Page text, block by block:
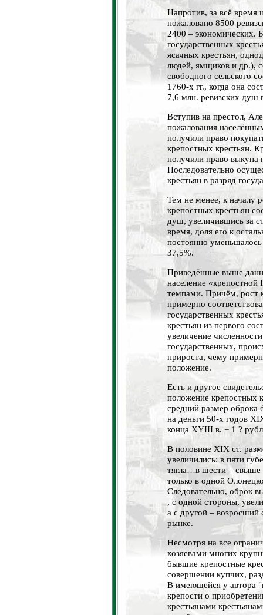
Напротив, за всё время
пожаловано 8500
2400 – экономических.
государственных
ясачных крестьян,
людей, ямщиков и др.),
свободного сельского
1760-х гг., когда она
7,6 млн. ревизских душ
Вступив на престол,
пожалования
получили право
крепостных крестьян.
получили право
Последовательно
крестьян в разряд
Тем не менее, к началу
крепостных крестьян
душ, увеличившись за
время, доля его к
постоянно
37,5%.
Приведённые выше
население
темпами. Причём, рост
примерно
государственных
крестьян из первого
увеличение
государственных,
прироста, чему
положение.
Есть и другое
положение крепостных
средний размер
на деньги 50-х годов
конца XYIII в. = 1 ?
В половине XIX ст.
увеличились: в пяти
тягла…в шести – свыше
только в одной
Следовательно, оброк
, с одной стороны,
а с другой – возросший
рынке.
Несмотря на все
хозяевами многих
бывшие крепостные
совершении купчих,
В имеющейся у автора
крепости о
крестьянами